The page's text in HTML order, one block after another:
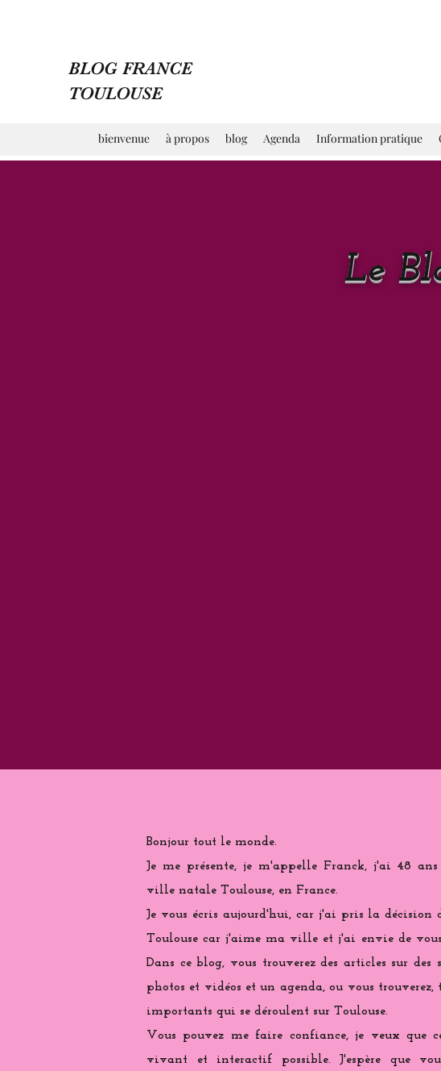
BLOG FRANCE
TOULOUSE
bienvenue à propos blog Agenda Information pratique
Le
Bonjour tout le monde.
Je me présente, je m'appelle Franck, j'ai 48
ville natale Toulouse, en France.
Je vous écris aujourd'hui, car j'ai pris la décision
Toulouse car j'aime ma ville et j'ai envie de
Dans ce blog, vous trouverez des articles sur des
photos et vidéos et un agenda, ou vous trouverez,
importants qui se déroulent sur Toulouse.
Vous pouvez me faire confiance, je veux que
vivant et interactif possible. J'espère que